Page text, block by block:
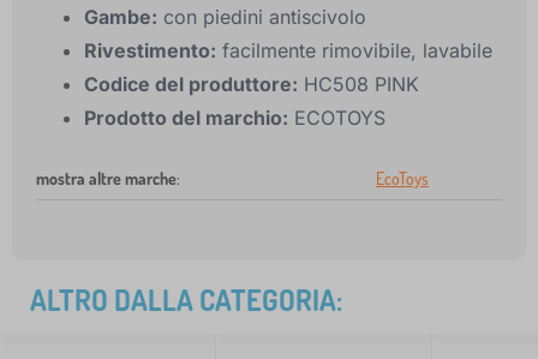
Gambe: con piedini antiscivolo
Rivestimento: facilmente rimovibile, lavabile
Codice del produttore: HC508 PINK
Prodotto del marchio: ECOTOYS
mostra altre marche: EcoToys
ALTRO DALLA CATEGORIA: